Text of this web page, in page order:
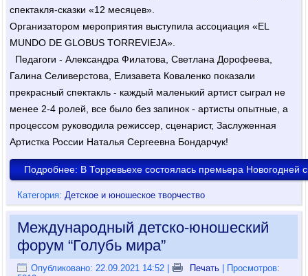
спектакля-сказки «12 месяцев».
Организатором мероприятия выступила ассоциация «EL
MUNDO DE GLOBUS TORREVIEJA».
Педагоги - Александра Филатова, Светлана Дорофеева,
Галина Селиверстова, Елизавета Коваленко показали
прекрасный спектакль - каждый маленький артист сыграл не
менее 2-4 ролей, все было без запинок - артисты опытные, а
процессом руководила режиссер, сценарист, Заслуженная
Артистка России Наталья Сергеевна Бондарчук!
Подробнее: В Торревьехе состоялась премьера Новогодней
Категория:Детское и юношеское творчество
Международный детско-юношеский
форум “Голубь мира”
Опубликовано: 22.09.2021 14:52 | Печать
| Просмотров: